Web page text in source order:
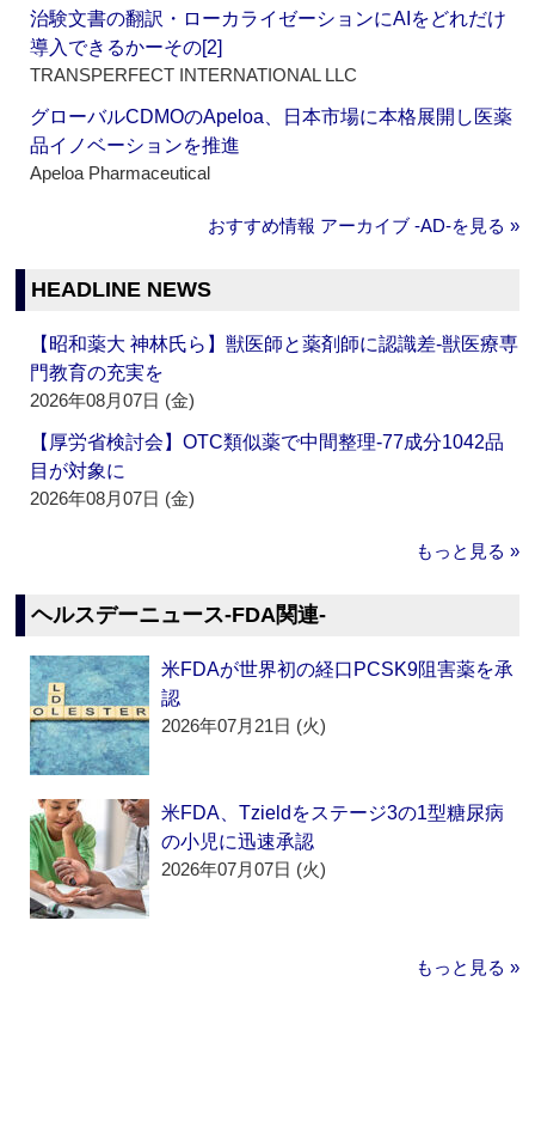
治験文書の翻訳・ローカライゼーションにAIをどれだけ
導入できるかーその[2]
TRANSPERFECT INTERNATIONAL LLC
グローバルCDMOのApeloa、日本市場に本格展開し医薬
品イノベーションを推進
Apeloa Pharmaceutical
おすすめ情報 アーカイブ ‐AD‐を見る »
HEADLINE NEWS
【昭和薬大 神林氏ら】獣医師と薬剤師に認識差‐獣医療専
門教育の充実を
2026年08月07日 (金)
【厚労省検討会】OTC類似薬で中間整理‐77成分1042品
目が対象に
2026年08月07日 (金)
もっと見る »
ヘルスデーニュース‐FDA関連‐
米FDAが世界初の経口PCSK9阻害薬を承
認
2026年07月21日 (火)
米FDA、Tzieldをステージ3の1型糖尿病
の小児に迅速承認
2026年07月07日 (火)
もっと見る »